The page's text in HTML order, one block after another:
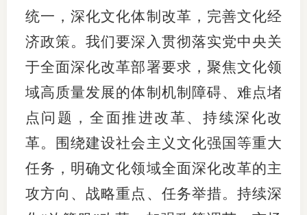
统一，深化文化体制改革，完善文化经
济政策。我们要深入贯彻落实党中央关
于全面深化改革部署要求，聚焦文化领
域高质量发展的体制机制障碍、难点堵
点问题，全面推进改革、持续深化改
革。围绕建设社会主义文化强国等重大
任务，明确文化领域全面深化改革的主
攻方向、战略重点、任务举措。持续深